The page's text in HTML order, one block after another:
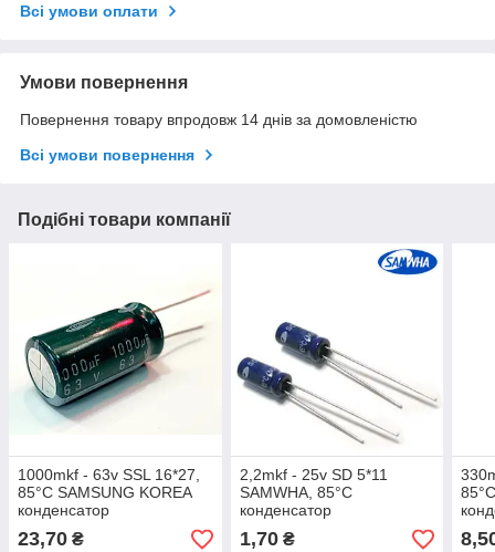
Всі умови оплати
Умови повернення
Повернення товару впродовж 14 днів за домовленістю
Всі умови повернення
Подібні товари компанії
1000mkf - 63v SSL 16*27,
85°C SAMSUNG KOREA
конденсатор
електролітичний
23,70 ₴
2,2mkf - 25v SD 5*11
SAMWHA, 85°C
конденсатор
електролітичний
1,70₴